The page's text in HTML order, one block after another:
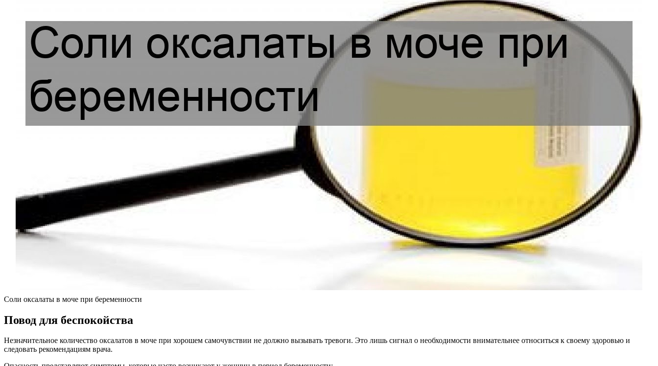
Соли оксалаты в моче при беременности
Повод для беспокойства
Незначительное количество оксалатов в моче при хорошем самочувствии не должно вызывать тревоги. Это лишь сигнал о необходимости внимательнее относиться к своему здоровью и
следовать рекомендациям врача.